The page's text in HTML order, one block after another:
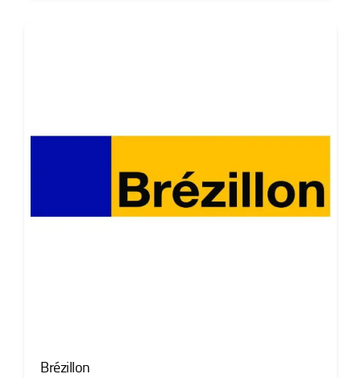
Brézillon